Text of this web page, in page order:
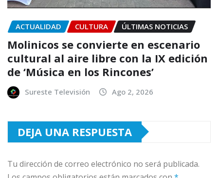
ACTUALIDAD CULTURA ÚLTIMAS NOTICIAS
Molinicos se convierte en escenario
cultural al aire libre con la IX edición
de ‘Música en los Rincones’
Sureste Televisión Ago 2, 2026
DEJA UNA RESPUESTA
Tu dirección de correo electrónico no será publicada.